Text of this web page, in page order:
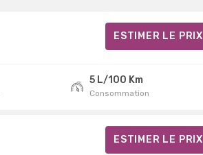
ESTIMER LE PRIX
5 L/100 Km
Consommation
ESTIMER LE PRIX